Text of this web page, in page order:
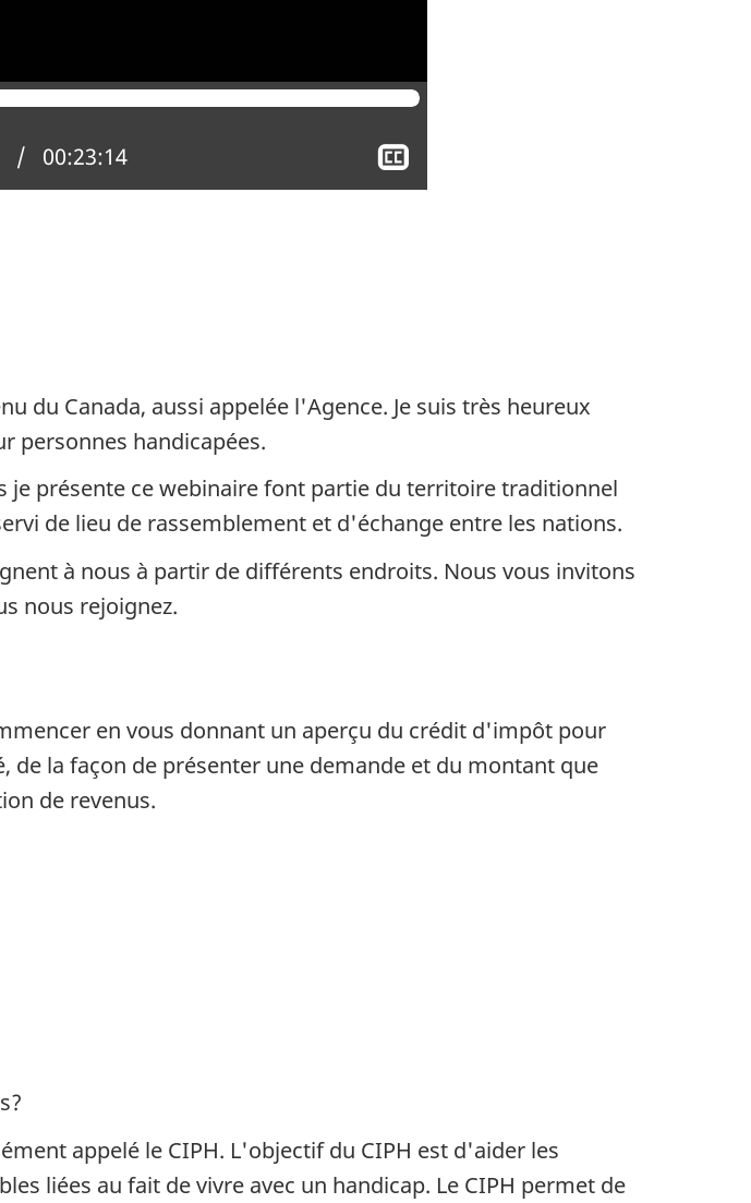
:
Temps total :
00:23:14
le
du Canada, aussi appelée l'Agence. Je suis très heureux
personnes handicapées.
je présente ce webinaire font partie du territoire traditionnel
de lieu de rassemblement et d'échange entre les nations.
à nous à partir de différents endroits. Nous vous invitons
nous rejoignez.
en vous donnant un aperçu du crédit d'impôt pour
de la façon de présenter une demande et du montant que
de revenus.
appelé le CIPH. L'objectif du CIPH est d'aider les
liées au fait de vivre avec un handicap. Le CIPH permet de